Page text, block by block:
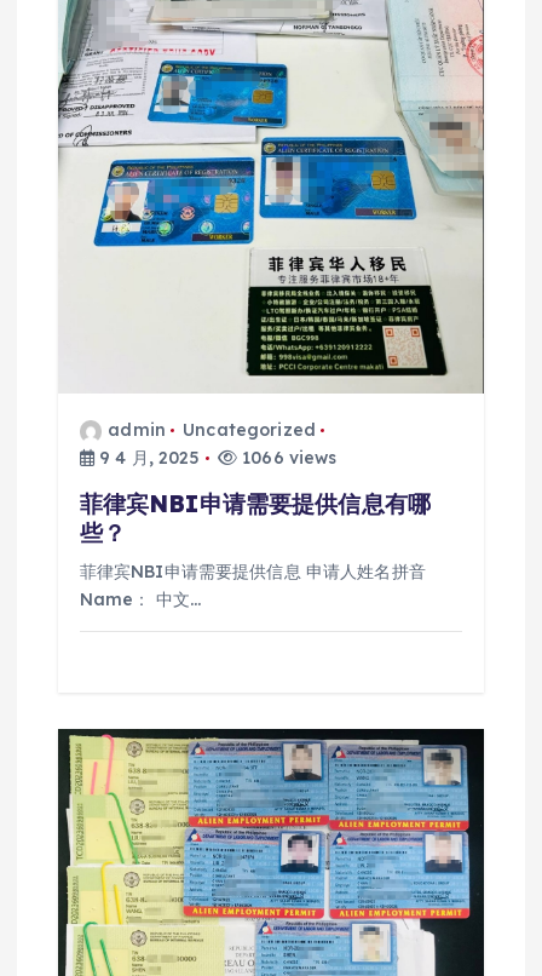
admin
Uncategorized
9 4 月, 2025
1066 views
菲律宾NBI申请需要提供信息有哪
些？
菲律宾NBI申请需要提供信息 申请人姓名拼音
Name： 中文…